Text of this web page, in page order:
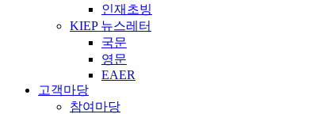
인재초빙
KIEP 뉴스레터
국문
영문
EAER
고객마당
참여마당